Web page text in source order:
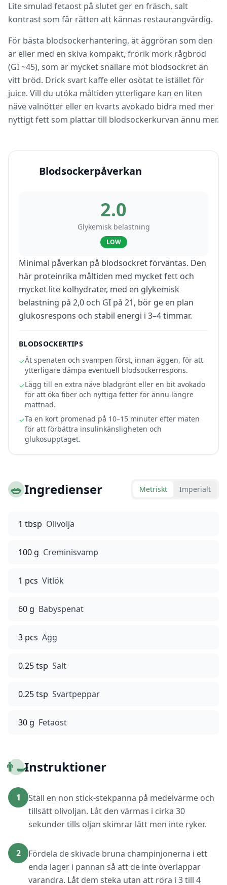
Lite smulad fetaost på slutet ger en fräsch, salt
kontrast som får rätten att kännas restaurangvärdig.
För bästa blodsockerhantering, ät äggröran som den
är eller med en skiva kompakt, frörik mörk rågbröd
(GI ~45), som är mycket snällare mot blodsockret än
vitt bröd. Drick svart kaffe eller osötat te istället för
juice. Vill du utöka måltiden ytterligare kan en liten
näve valnötter eller en kvarts avokado bidra med mer
nyttigt fett som plattar till blodsockerkurvan ännu mer.
Blodsockerpåverkan
2.0
Glykemisk belastning
LOW
Minimal påverkan på blodsockret förväntas. Den
här proteinrika måltiden med mycket fett och
mycket lite kolhydrater, med en glykemisk
belastning på 2,0 och GI på 21, bör ge en plan
glukosrespons och stabil energi i 3–4 timmar.
BLODSOCKERTIPS
✓Ät spenaten och svampen först, innan äggen, för att
ytterligare dämpa eventuell blodsockerrespons.
✓Lägg till en extra näve bladgrönt eller en bit avokado
för att öka fiber och nyttiga fetter för ännu längre
mättnad.
✓Ta en kort promenad på 10–15 minuter efter maten
för att förbättra insulinkänsligheten och
glukosupptaget.
🥗Ingredienser Metriskt Imperialt
1 tbsp Olivolja
100 g Creminisvamp
1 pcs Vitlök
60 g Babyspenat
3 pcs Ägg
0.25 tsp Salt
0.25 tsp Svartpeppar
30 g Fetaost
👨‍🍳Instruktioner
1
Ställ en non stick-stekpanna på medelvärme och
tillsätt olivoljan. Låt den värmas i cirka 30
sekunder tills oljan skimrar lätt men inte ryker.
2
Fördela de skivade bruna champinjonerna i ett
enda lager i pannan så att de inte överlappar
varandra. Låt dem steka utan att röra i 3 till 4